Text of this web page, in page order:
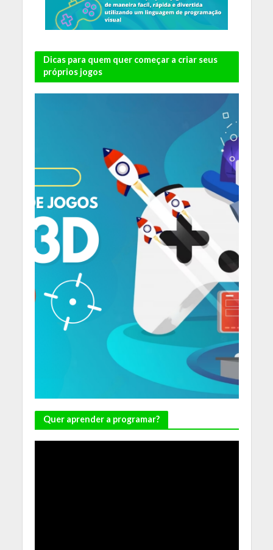
Dicas para quem quer começar a criar seus
próprios jogos
Quer aprender a programar?